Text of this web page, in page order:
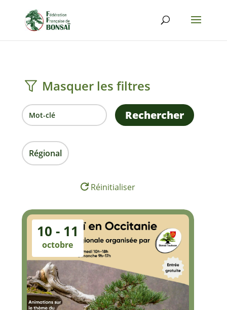
Masquer les filtres
Rechercher
Régional
Réinitialiser
10 - 11
octobre